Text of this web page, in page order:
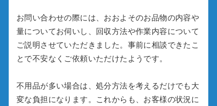
お問い合わせの際には、おおよそのお品物の内容や
量についてお伺いし、回収方法や作業内容について
ご説明させていただきました。事前に相談できたこ
とで不安なくご依頼いただけたようです。
不用品が多い場合は、処分方法を考えるだけでも大
変な負担になります。これからも、お客様の状況に